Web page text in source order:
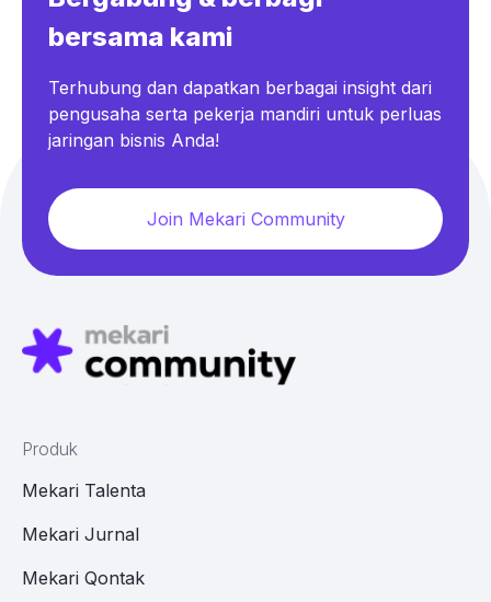
bersama kami
Terhubung dan dapatkan berbagai insight dari
pengusaha serta pekerja mandiri untuk perluas
jaringan bisnis Anda!
Join Mekari Community
Produk
Mekari Talenta
Mekari Jurnal
Mekari Qontak